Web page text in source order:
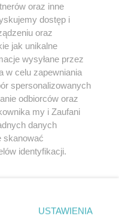
może być powielany i
w jakikolwiek sposób (w
na jakimkolwiek polu
z umieszczaniem w
praw. Jakiekolwiek użycie lub
z naruszeniem prawa,
groźbą kary i może być
oraz inne
dostęp i
oraz
jak unikalne
wysyłane przez
w celu zapewniania
spersonalizowanych
odbiorców oraz
my i Zaufani
danych
skanować
identyfikacji.
ustawień prywatności
USTAWIENIA